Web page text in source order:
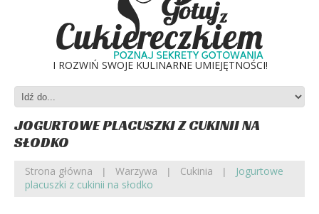
I ROZWIŃ SWOJE KULINARNE UMIEJĘTNOŚCI!
JOGURTOWE PLACUSZKI Z CUKINII NA
SŁODKO
Strona główna Warzywa Cukinia
Jogurtowe
placuszki z cukinii na słodko